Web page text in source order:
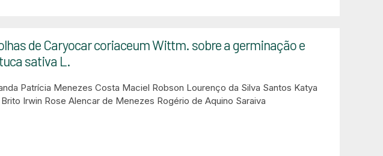
de Caryocar coriaceum Wittm. sobre a germinação e
sativa L.
Patrícia Menezes Costa Maciel Robson Lourenço da Silva Santos Katya
Irwin Rose Alencar de Menezes Rogério de Aquino Saraiva